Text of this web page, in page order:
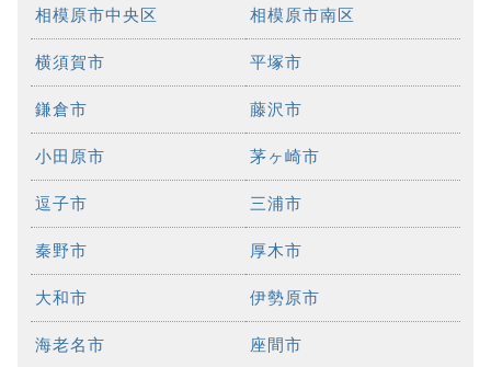
相模原市中央区 相模原市南区
横須賀市 平塚市
鎌倉市 藤沢市
小田原市 茅ヶ崎市
逗子市 三浦市
秦野市 厚木市
大和市 伊勢原市
海老名市 座間市